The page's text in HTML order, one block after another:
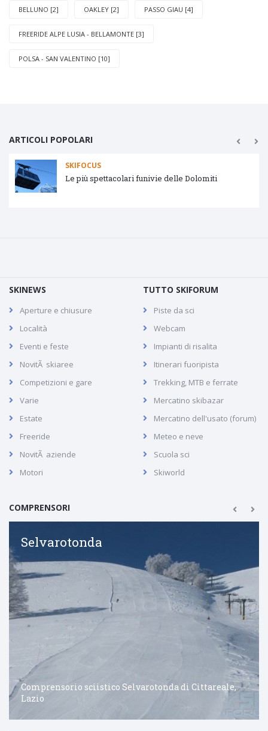
BELLUNO [2] OAKLEY [2] PASSO GIAU [4]
FREERIDE ALPE LUSIA - BELLAMONTE [3]
POLSA - SAN VALENTINO [10]
ARTICOLI POPOLARI
SKIFOCUS
Le più spettacolari funivie delle Dolomiti
SKINEWS
Aperture e chiusure
Località
Eventi e feste
NovitÃ skiaree
Competizioni e gare
Varie
Estate
Freeride
NovitÃ aziende
Motori
TUTTO SKIFORUM
Piste da sci
Webcam
Impianti di risalita
Itinerari fuoripista
Trekking, MTB e ferrate
Mercatino skibazar
Mercatino dell'usato (forum)
Meteo e neve
Scuola sci
Skiworld
COMPRENSORI
Selvarotonda
Comprensorio sciistico Selvarotonda di Cittareale,
Lazio